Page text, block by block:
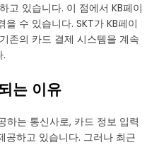
고 있습니다. 이 점에서 KB페이
수 있습니다. SKT가 KB페이
존의 카드 결제 시스템을 계속
.
는 이유
하는 통신사로, 카드 정보 입력
공하고 있습니다. 그러나 최근